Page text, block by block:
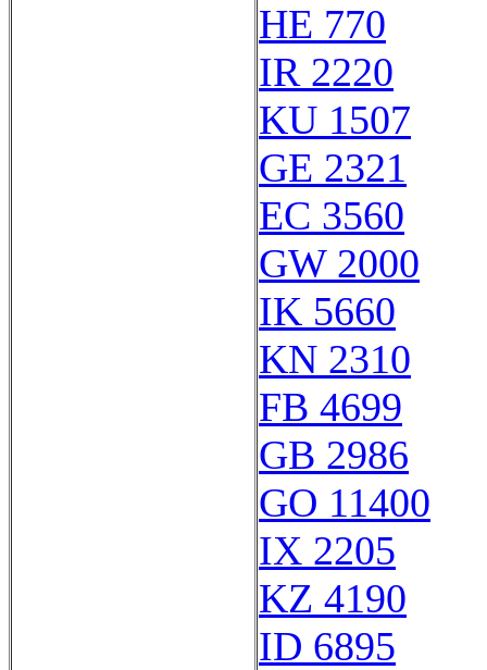
HE 770
IR 2220
KU 1507
GE 2321
EC 3560
GW 2000
IK 5660
KN 2310
FB 4699
GB 2986
GO 11400
IX 2205
KZ 4190
ID 6895